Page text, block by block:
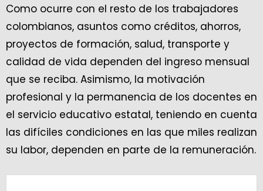
Como ocurre con el resto de los trabajadores
colombianos, asuntos como créditos, ahorros,
proyectos de formación, salud, transporte y
calidad de vida dependen del ingreso mensual
que se reciba. Asimismo, la motivación
profesional y la permanencia de los docentes en
el servicio educativo estatal, teniendo en cuenta
las difíciles condiciones en las que miles realizan
su labor, dependen en parte de la remuneración.